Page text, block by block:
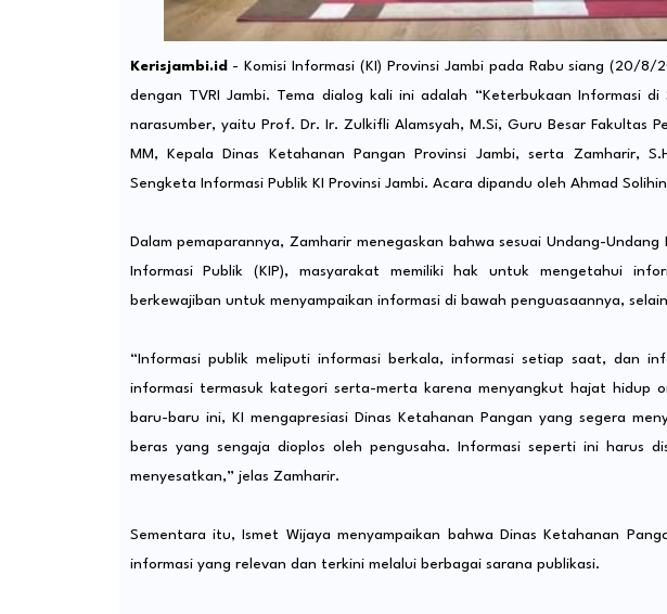
Kerisjambi.id - Komisi Informasi (KI) Provinsi Jambi pada Rabu siang (20/
dengan TVRI Jambi. Tema dialog kali ini adalah “Keterbukaan Informasi
narasumber, yaitu Prof. Dr. Ir. Zulkifli Alamsyah, M.Si, Guru Besar Fakultas
MM, Kepala Dinas Ketahanan Pangan Provinsi Jambi, serta Zamharir,
Sengketa Informasi Publik KI Provinsi Jambi. Acara dipandu oleh Ahmad
Dalam pemaparannya, Zamharir menegaskan bahwa sesuai Undang-
Informasi Publik (KIP), masyarakat memiliki hak untuk mengetahui
berkewajiban untuk menyampaikan informasi di bawah penguasaannya,
“Informasi publik meliputi informasi berkala, informasi setiap saat, dan
informasi termasuk kategori serta-merta karena menyangkut hajat hidup
baru-baru ini, KI mengapresiasi Dinas Ketahanan Pangan yang segera
beras yang sengaja dioplos oleh pengusaha. Informasi seperti ini harus
menyesatkan,” jelas Zamharir.
Sementara itu, Ismet Wijaya menyampaikan bahwa Dinas Ketahanan
informasi yang relevan dan terkini melalui berbagai sarana publikasi.